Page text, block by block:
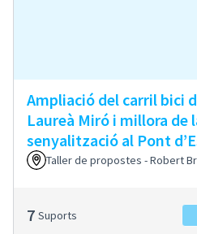
Ampliació del carril bici
Laureà Miró i millora de
senyalització al Pont
Taller de propostes - Robert
7 Suports